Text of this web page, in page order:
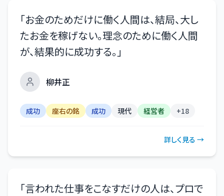
「お金のためだけに働く人間は、結局、大し
たお金を稼げない。理念のために働く人間
が、結果的に成功する。 」
柳井正
成功 座右の銘 成功 現代 経営者 +18
詳しく見る →
「言われた仕事をこなすだけの人は、プロで